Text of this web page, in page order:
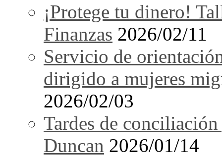
¡Protege tu dinero!
Finanzas 2026/02/11
Servicio de
dirigido a mujeres
2026/02/03
Tardes de
Duncan 2026/01/14